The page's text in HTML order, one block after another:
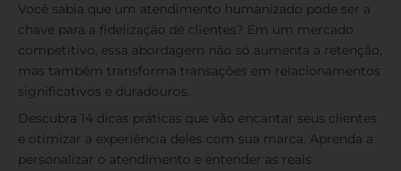
Você sabia que um atendimento humanizado pode ser a
chave para a fidelização de clientes? Em um mercado
competitivo, essa abordagem não só aumenta a retenção,
mas também transforma transações em relacionamentos
significativos e duradouros.
Descubra 14 dicas práticas que vão encantar seus clientes
e otimizar a experiência deles com sua marca. Aprenda a
personalizar o atendimento e entender as reais